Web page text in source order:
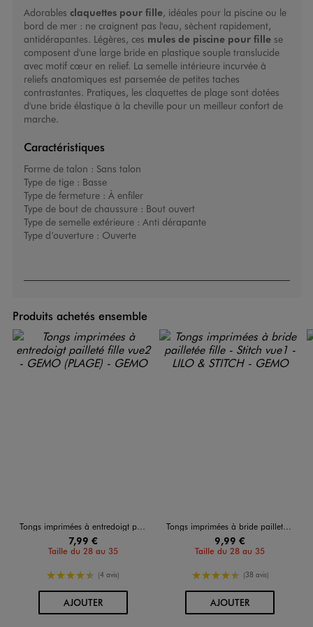
Adorables claquettes pour fille, idéales pour la piscine ou le
bord de mer : ne craignent pas l'eau, sèchent rapidement,
antidérapantes. Légères, ces mules de piscine pour fillese
composent d'une large bride en plastique souple translucide
avec motif cœur en relief. La semelle intérieure incurvée à
reliefs anatomiques est parsemée de petites taches
contrastantes. Pratiques, les claquettes de plage sont dotées
d'une bride élastique à la cheville pour un meilleur confort de
marche.
Caractéristiques
Forme de talon : Sans talon
Type de tige : Basse
Type de fermeture : À enfiler
Type de bout de chaussure : Bout ouvert
Type de semelle extérieure : Anti dérapante
Type d’ouverture : Ouverte
Produits achetés ensemble
Tongs imprimées à entredoigt pailleté fille
7,99 €
Taille du 28 au 35
4.5/5 de moyenne
(4 avis)
AJOUTERAU PANIER
Tongs imprimées à bride pailletée fille - Stitch
9,99 €
Taille du 28 au 35
4.5/5 de moyenne
(38 avis)
AJOUTERAU PANIER